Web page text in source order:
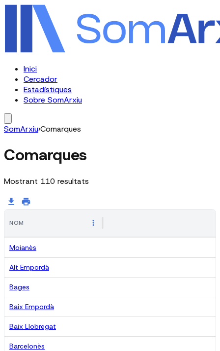
Inici
Cercador
Estadístiques
Sobre SomArxiu
SomArxiu›Comarques
Comarques
Mostrant 110 resultats
NOM
Moianès
Alt Empordà
Bages
Baix Empordà
Baix Llobregat
Barcelonès